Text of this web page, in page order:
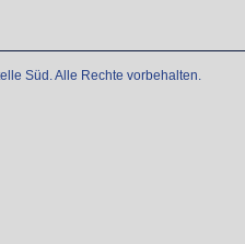
Süd. Alle Rechte vorbehalten.